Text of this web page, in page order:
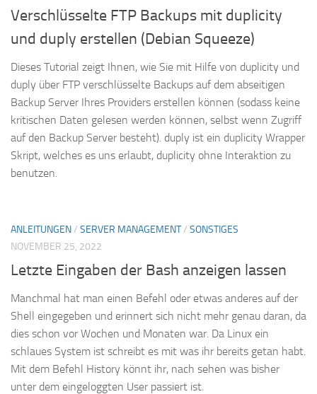
Verschlüsselte FTP Backups mit duplicity
und duply erstellen (Debian Squeeze)
Dieses Tutorial zeigt Ihnen, wie Sie mit Hilfe von duplicity und
duply über FTP verschlüsselte Backups auf dem abseitigen
Backup Server Ihres Providers erstellen können (sodass keine
kritischen Daten gelesen werden können, selbst wenn Zugriff
auf den Backup Server besteht). duply ist ein duplicity Wrapper
Skript, welches es uns erlaubt, duplicity ohne Interaktion zu
benutzen.
ANLEITUNGEN/ SERVER MANAGEMENT/ SONSTIGES
NOVEMBER 25, 2022
Letzte Eingaben der Bash anzeigen lassen
Manchmal hat man einen Befehl oder etwas anderes auf der
Shell eingegeben und erinnert sich nicht mehr genau daran, da
dies schon vor Wochen und Monaten war. Da Linux ein
schlaues System ist schreibt es mit was ihr bereits getan habt.
Mit dem Befehl History könnt ihr, nach sehen was bisher
unter dem eingeloggten User passiert ist.